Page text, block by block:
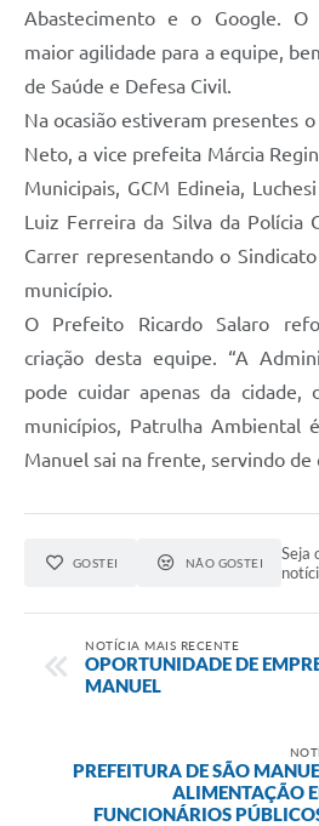
Abastecimento e o Google. O
maior agilidade para a equipe,
de Saúde e Defesa Civil.
Na ocasião estiveram presentes
Neto, a vice prefeita Márcia
Municipais, GCM Edineia,
Luiz Ferreira da Silva da Polícia
Carrer representando o
município.
O Prefeito Ricardo Salaro
criação desta equipe. “A
pode cuidar apenas da cidade,
municípios, Patrulha Ambiental
Manuel sai na frente, servindo de
GOSTEI NÃO GOSTEI
Seja
NOTÍCIA MAIS RECENTE
OPORTUNIDADE DE
MANUEL
PREFEITURA DE SÃO
ALIMENTAÇÃO
FUNCIONÁRIOS